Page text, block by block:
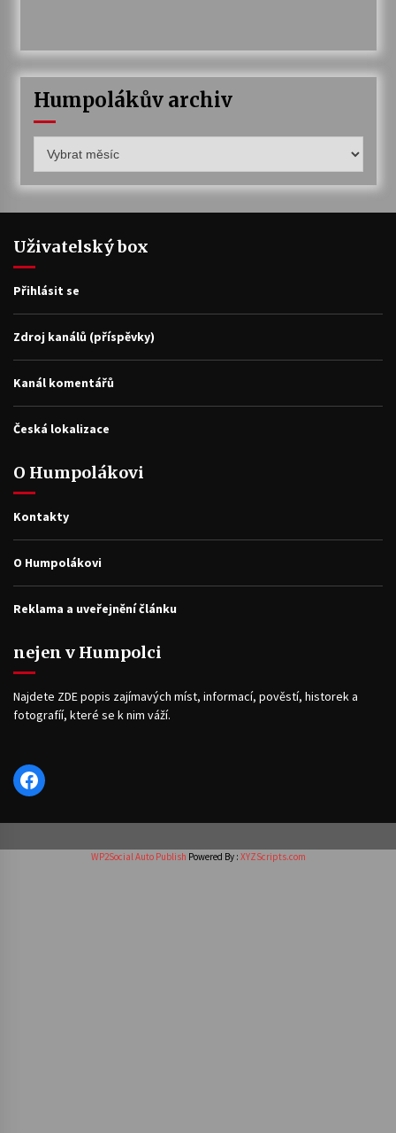
Humpolákův archiv
archiv
Uživatelský box
Přihlásit se
Zdroj kanálů (příspěvky)
Kanál komentářů
Česká lokalizace
O Humpolákovi
Kontakty
O Humpolákovi
Reklama a uveřejnění článku
nejen v Humpolci
Najdete ZDE popis zajímavých míst, informací, pověstí, historek a
fotografíí, které se k nim váží.
Facebook
WP2Social Auto Publish Powered By : XYZScripts.com